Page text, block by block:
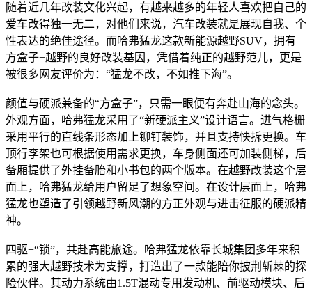
随着近几年改装文化兴起，有越来越多的年轻人喜欢把自己的
爱车改得独一无二，对他们来说，汽车改装就是展现自我、个
性表达的绝佳途径。而哈弗猛龙这款新能源越野SUV，拥有
方盒子+越野的良好改装基因，凭借着纯正的越野范儿，更是
被很多网友评价为：“猛龙不改，不如推下海”。
颜值与硬派兼备的“方盒子”，只需一眼便有奔赴山海的念头。
外观方面，哈弗猛龙采用了“新硬派主义”设计语言。进气格栅
采用平行的直线条形态加上铆钉装饰，并且支持快拆更换。车
顶行李架也可根据使用需求更换，车身侧面还可加装侧梯，后
备厢提供了外挂备胎和小书包的两个版本。在越野改装这个层
面上，哈弗猛龙给用户留足了想象空间。在设计层面上，哈弗
猛龙也塑造了引领越野新风潮的方正外观与进击征服的硬派精
神。
四驱+“锁”，共赴高能旅途。哈弗猛龙依靠长城集团多年来积
累的强大越野技术为支撑，打造出了一款能陪你披荆斩棘的探
险伙伴。其动力系统由1.5T混动专用发动机、前驱动模块、后